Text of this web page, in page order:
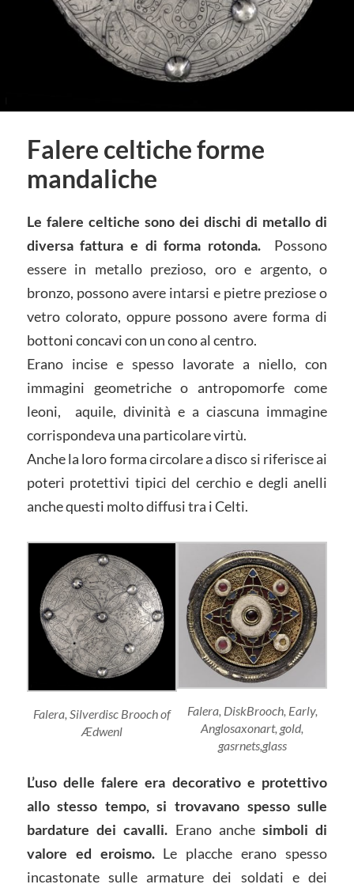
Falere celtiche forme
mandaliche
Le falere celtiche sono dei dischi di metallo di
diversa fattura e di forma rotonda. Possono
essere in metallo prezioso, oro e argento, o
bronzo, possono avere intarsi e pietre preziose o
vetro colorato, oppure possono avere forma di
bottoni concavi con un cono al centro.
Erano incise e spesso lavorate a niello, con
immagini geometriche o antropomorfe come
leoni, aquile, divinità e a ciascuna immagine
corrispondeva una particolare virtù.
Anche la loro forma circolare a disco si riferisce ai
poteri protettivi tipici del cerchio e degli anelli
anche questi molto diffusi tra i Celti.
Falera, Silverdisc Brooch of
Ædwenl
Falera, DiskBrooch, Early,
Anglosaxonart, gold,
gasrnets,glass
L’uso delle falere era decorativo e protettivo
allo stesso tempo, si trovavano spesso sulle
bardature dei cavalli. Erano anchesimboli di
valore ed eroismo.Le placche erano spesso
incastonate sulle armature dei soldati e dei